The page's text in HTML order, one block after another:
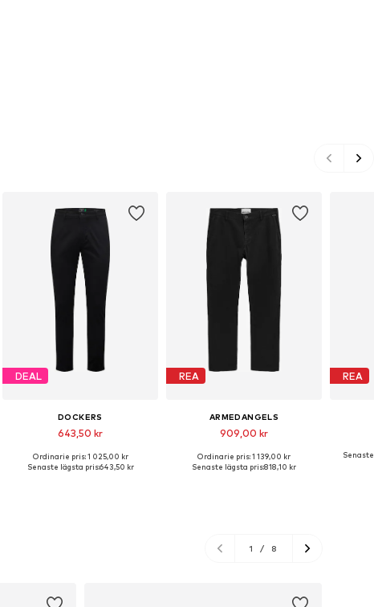
DEAL
DOCKERS
643,50 kr
Tillgänglig i många storlekar
Ordinarie pris: 1 025,00 kr
Senaste lägsta pris:643,50 kr
REA
ARMEDANGELS
909,00 kr
Ordinarie pris: 1 139,00 kr
Senaste lägsta pris:818,10 kr
REA
1 / 8